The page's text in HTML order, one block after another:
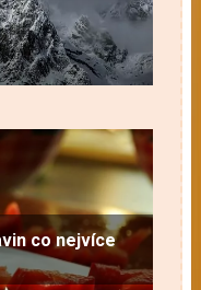
co nejvíce